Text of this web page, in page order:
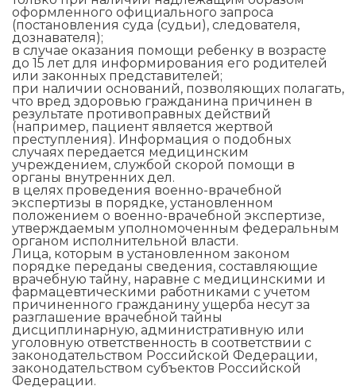
оформленного официального запроса
(постановления суда (судьи), следователя,
дознавателя);
в случае оказания помощи ребенку в возрасте
до 15 лет для информирования его родителей
или законных представителей;
при наличии оснований, позволяющих полагать,
что вред здоровью гражданина причинен в
результате противоправных действий
(например, пациент является жертвой
преступления). Информация о подобных
случаях передается медицинским
учреждением, службой скорой помощи в
органы внутренних дел.
в целях проведения военно-врачебной
экспертизы в порядке, установленном
положением о военно-врачебной экспертизе,
утверждаемым уполномоченным федеральным
органом исполнительной власти.
Лица, которым в установленном законом
порядке переданы сведения, составляющие
врачебную тайну, наравне с медицинскими и
фармацевтическими работниками с учетом
причиненного гражданину ущерба несут за
разглашение врачебной тайны
дисциплинарную, административную или
уголовную ответственность в соответствии с
законодательством Российской Федерации,
законодательством субъектов Российской
Федерации.